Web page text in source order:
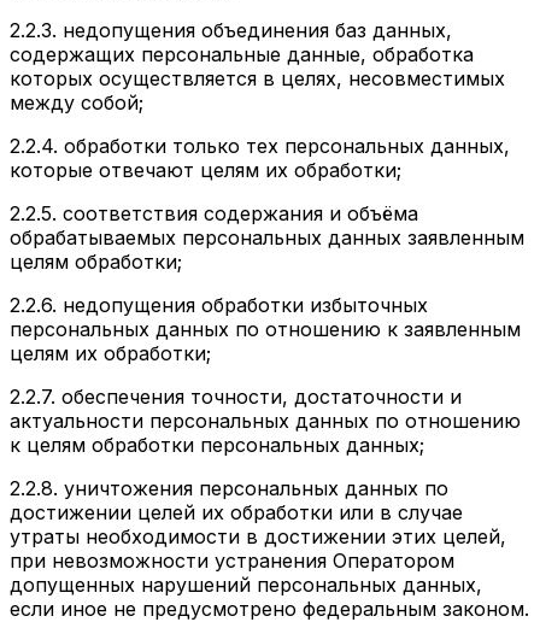
2.2.3. недопущения объединения баз данных,
содержащих персональные данные, обработка
которых осуществляется в целях, несовместимых
между собой;
2.2.4. обработки только тех персональных данных,
которые отвечают целям их обработки;
2.2.5. соответствия содержания и объёма
обрабатываемых персональных данных заявленным
целям обработки;
2.2.6. недопущения обработки избыточных
персональных данных по отношению к заявленным
целям их обработки;
2.2.7. обеспечения точности, достаточности и
актуальности персональных данных по отношению
к целям обработки персональных данных;
2.2.8. уничтожения персональных данных по
достижении целей их обработки или в случае
утраты необходимости в достижении этих целей,
при невозможности устранения Оператором
допущенных нарушений персональных данных,
если иное не предусмотрено федеральным законом.